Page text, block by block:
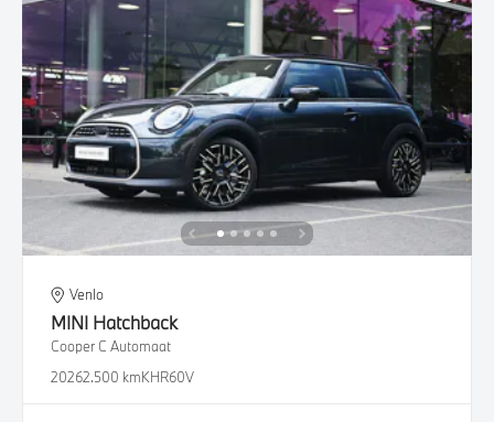
Venlo
MINI Hatchback
Cooper C Automaat
20262.500 kmKHR60V